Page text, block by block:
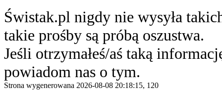
Świstak.pl nigdy nie wysyła
takie prośby są próbą oszustwa.
Jeśli otrzymałeś/aś taką
powiadom nas o tym.
Strona wygenerowana 2026-08-08 20:18:15, 120